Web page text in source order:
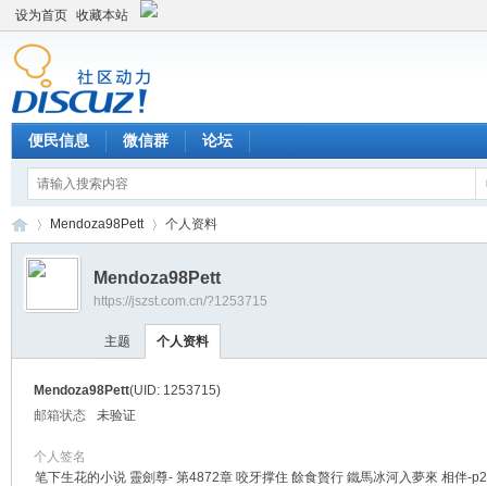
设为首页 收藏本站
便民信息 微信群 论坛
›
Mendoza98Pett 个人资料
Mendoza98Pett
https://jszst.com.cn/?1253715
主题 个人资料
Mendoza98Pett(UID: 1253715)
邮箱状态
未验证
个人签名
笔下生花的小说 靈劍尊- 第4872章 咬牙撑住 餘食贅行 鐵馬冰河入夢來 相伴-p2